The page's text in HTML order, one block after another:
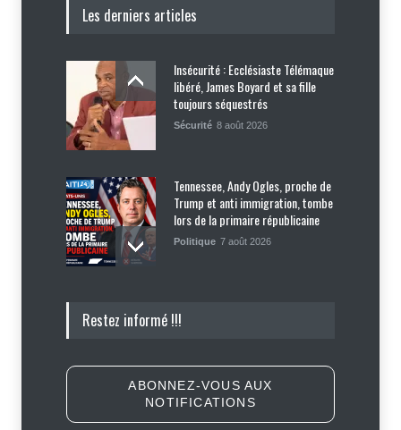
Les derniers articles
Insécurité : Ecclésiaste Télémaque
libéré, James Boyard et sa fille
toujours séquestrés
Sécurité 8 août 2026
Tennessee, Andy Ogles, proche de
Trump et anti immigration, tombe
lors de la primaire républicaine
Politique 7 août 2026
former de véritables spécialistes
Police nationale : les divisions
Restez informé !!!
ABONNEZ-VOUS AUX
NOTIFICATIONS